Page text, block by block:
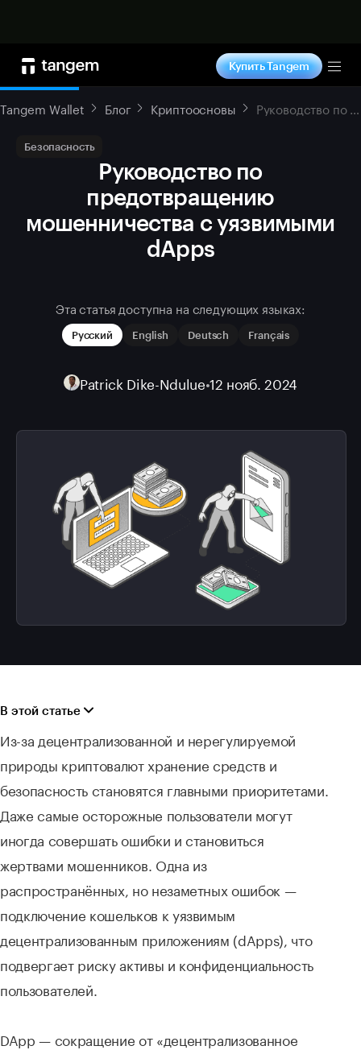
Купить Tangem
Tangem Wallet Блог Криптоосновы Руководство по предотвращению мошенничества с уязвимыми dApps
Безопасность
Руководство по
предотвращению
мошенничества с уязвимыми
dApps
Эта статья доступна на следующих языках:
Русский English Deutsch Français
Patrick Dike-Ndulue•12 нояб. 2024
В этой статье
Из-за децентрализованной и нерегулируемой
природы криптовалют хранение средств и
безопасность становятся главными приоритетами.
Даже самые осторожные пользователи могут
иногда совершать ошибки и становиться
жертвами мошенников. Одна из
распространённых, но незаметных ошибок —
подключение кошельков к уязвимым
децентрализованным приложениям (dApps), что
подвергает риску активы и конфиденциальность
пользователей.
DApp — сокращение от «децентрализованное